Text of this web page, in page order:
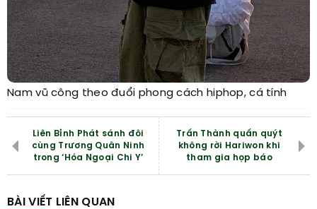
Nam vũ công theo đuổi phong cách hiphop, cá tính
Liên Bỉnh Phát sánh đôi
cùng Trương Quân Ninh
trong ‘Hóa Ngoại Chi Y’
Trấn Thành quấn quýt
không rời Hariwon khi
tham gia họp báo
BÀI VIẾT LIÊN QUAN